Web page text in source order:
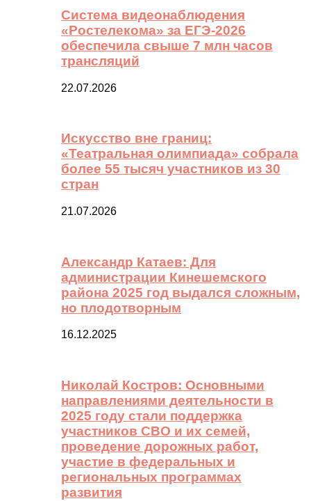
Система видеонаблюдения
«Ростелекома» за ЕГЭ-2026
обеспечила свыше 7 млн часов
трансляций
22.07.2026
Искусство вне границ:
«Театральная олимпиада» собрала
более 55 тысяч участников из 30
стран
21.07.2026
Александр Катаев: Для
администрации Кинешемского
района 2025 год выдался сложным,
но плодотворным
16.12.2025
Николай Костров: Основными
направлениями деятельности в
2025 году стали поддержка
участников СВО и их семей,
проведение дорожных работ,
участие в федеральных и
региональных программах
развития